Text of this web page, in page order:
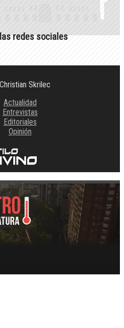
redes sociales
Skrilec
Actualidad
Entrevistas
Editoriales
Opinión